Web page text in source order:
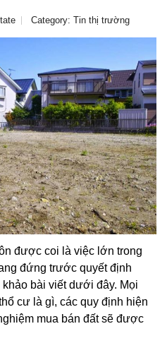
Category: Tin thị trường
được coi là việc lớn trong
đứng trước quyết định
bài viết dưới đây. Mọi
cư là gì, các quy định hiện
mua bán đất sẽ được